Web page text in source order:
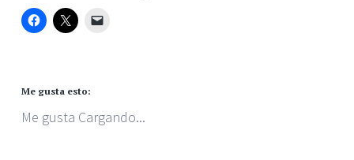
Me gusta esto:
Me gusta Cargando...